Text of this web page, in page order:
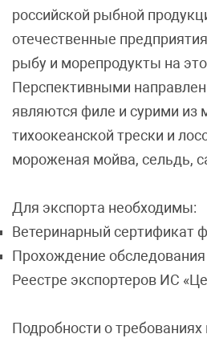
российской рыбной
отечественные
рыбу и морепродукты на
Перспективными
являются филе и сурими из
тихоокеанской трески и
мороженая мойва, сельдь,
Для экспорта необходимы:
Ветеринарный сертификат
Прохождение обследования
Реестре экспортеров ИС
Подробности о